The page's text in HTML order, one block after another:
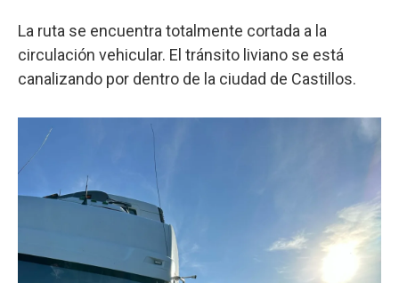
La ruta se encuentra totalmente cortada a la
circulación vehicular. El tránsito liviano se está
canalizando por dentro de la ciudad de Castillos.